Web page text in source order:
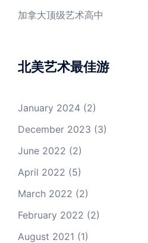
加拿大顶级艺术高中
北美艺术最佳游
January 2024 (2)
December 2023 (3)
June 2022 (2)
April 2022 (5)
March 2022 (2)
February 2022 (2)
August 2021 (1)